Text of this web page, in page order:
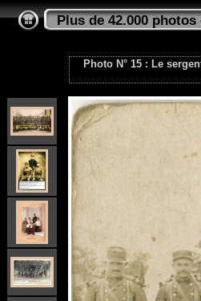
Plus de 42.000
Photo N° 15 : Le